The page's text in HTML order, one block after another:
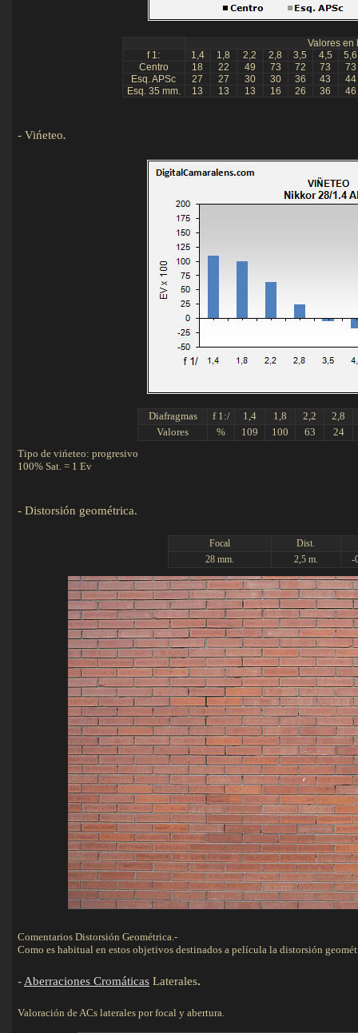
Valores en
f 1:
1,4 1,8 2,2 2,8 3,5 4,5
5,6
Centro
18 22 49 73 72 73
73
Esq. APSc
27 27 30 30 36 43
44
Esq. 35 mm.
13 13 13 16 26 36 46
- Vińeteo.
Diafragmas f 1:/ 1,4 1,8 2,2
2,8
Valores
% 109 100 63
24
Tipo de vińeteo: progresivo
100% Sat. = 1 Ev
- Distorsión geométrica.
Focal Dist.
28 mm.
2,5 m. -
Comentarios Distorsión Geométrica.-
Como es habitual en estos objetivos destinados a película la distorsión
- Aberraciones Cromáticas Laterales.
Valoración de ACs laterales por focal y abertura.